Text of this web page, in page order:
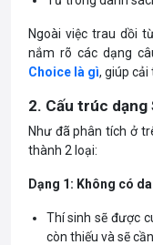
Ngoài việc trau dồi
nắm rõ các dạng
Choice là gì, giúp cải
2. Cấu trúc
Như đã phân tích ở
thành 2 loại:
Dạng 1: Không có
Thí sinh sẽ được
còn thiếu và sẽ